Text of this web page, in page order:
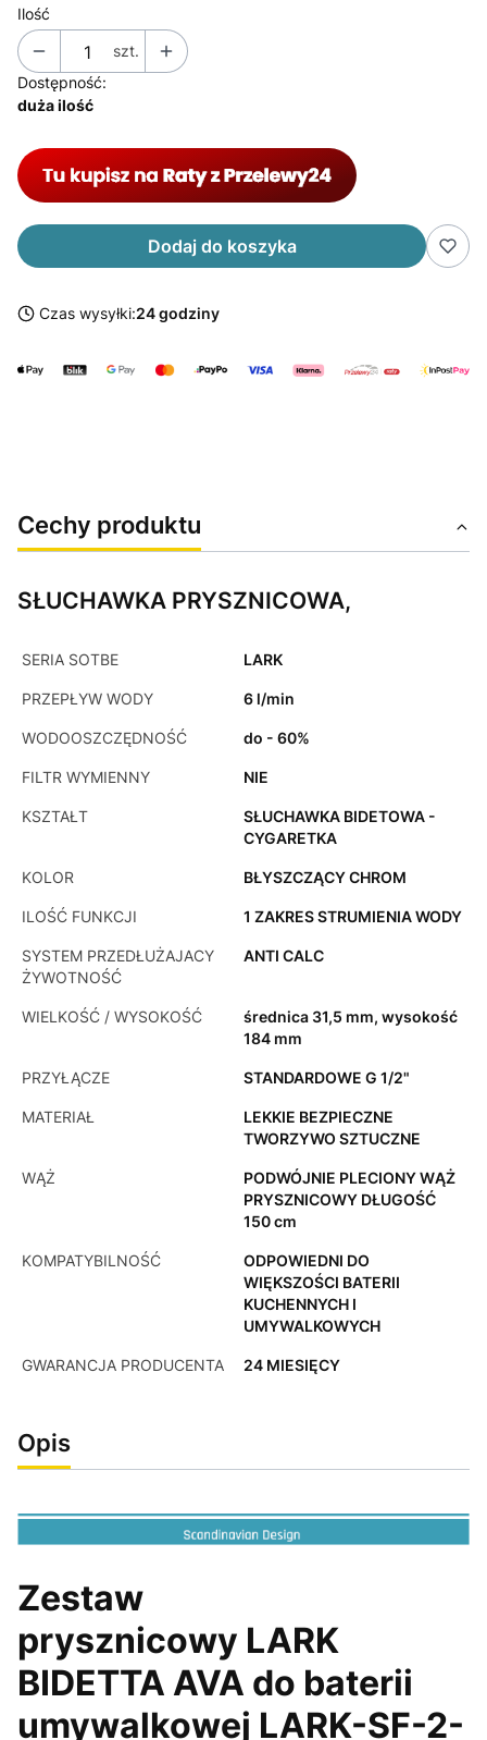
Ilość
szt.
Dostępność:
duża ilość
Dodaj do koszyka
Czas wysyłki:24 godziny
Cechy produktu
SŁUCHAWKA PRYSZNICOWA,
SERIA SOTBE LARK
PRZEPŁYW WODY 6 l/min
WODOOSZCZĘDNOŚĆ do - 60%
FILTR WYMIENNY NIE
KSZTAŁT
SŁUCHAWKA BIDETOWA -
CYGARETKA
KOLOR BŁYSZCZĄCY CHROM
ILOŚĆ FUNKCJI 1 ZAKRES STRUMIENIA WODY
SYSTEM PRZEDŁUŻAJACY
ŻYWOTNOŚĆ
ANTI CALC
WIELKOŚĆ / WYSOKOŚĆ
średnica 31,5 mm, wysokość
184 mm
PRZYŁĄCZE STANDARDOWE G 1/2"
MATERIAŁ
LEKKIE BEZPIECZNE
TWORZYWO SZTUCZNE
WĄŻ
PODWÓJNIE PLECIONY WĄŻ
PRYSZNICOWY DŁUGOŚĆ
150 cm
KOMPATYBILNOŚĆ
ODPOWIEDNI DO
WIĘKSZOŚCI BATERII
KUCHENNYCH I
UMYWALKOWYCH
GWARANCJA PRODUCENTA 24 MIESIĘCY
Opis
Zestaw
prysznicowy LARK
BIDETTA AVA do baterii
umywalkowej LARK-SF-2-